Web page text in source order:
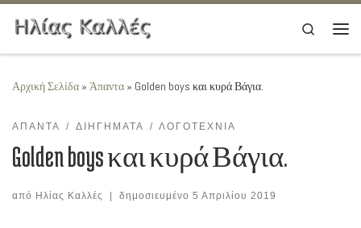
Μετάβαση στο περιεχόμενο
Search
Αρχική Σελίδα » Άπαντα » Golden boys και κυρά Βάγια.
ΆΠΑΝΤΑ ΔΙΗΓΉΜΑΤΑ ΛΟΓΟΤΕΧΝΊΑ
Golden boys και κυρά Βάγια.
από Ηλίας Καλλές | δημοσιευμένο 5 Απριλίου 2019